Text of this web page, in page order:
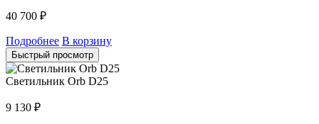
40 700 ₽
Подробнее В корзину
Быстрый просмотр
Светильник Orb D25
9 130 ₽